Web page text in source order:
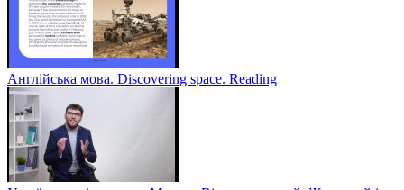
Англійська мова. Discovering space. Reading